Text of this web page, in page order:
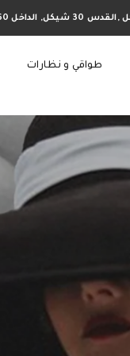
طواقي و نظارات